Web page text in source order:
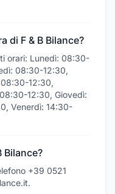
di F & B Bilance?
orari: Lunedì: 08:30-
08:30-12:30,
12:30,
12:30, Giovedì:
Venerdì: 14:30-
Bilance?
+39 0521